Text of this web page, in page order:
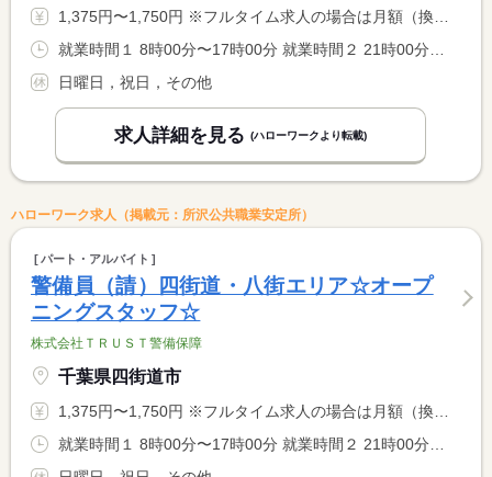
1,375円〜1,750円 ※フルタイム求人の場合は月額（換算額）、パート求人の場合は時間額を表示しています。
日曜日，祝日，その他
求人詳細を見る (ハローワークより転載)
ハローワーク求人（掲載元：所沢公共職業安定所）
パート・アルバイト
警備員（請）四街道・八街エリア☆オープ
ニングスタッフ☆
株式会社ＴＲＵＳＴ警備保障
千葉県四街道市
1,375円〜1,750円 ※フルタイム求人の場合は月額（換算額）、パート求人の場合は時間額を表示しています。